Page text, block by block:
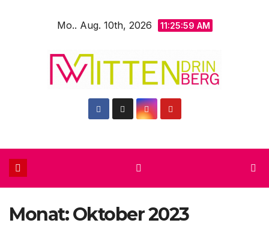
Mo.. Aug. 10th, 2026 11:26:00 AM
Monat:Oktober 2023